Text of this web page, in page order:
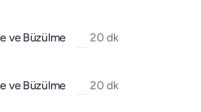
ve Büzülme
20 dk
ve Büzülme
20 dk